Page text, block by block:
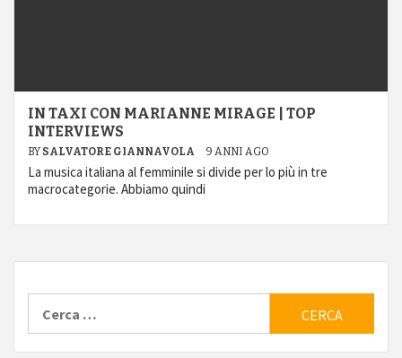
IN TAXI CON MARIANNE MIRAGE | TOP
INTERVIEWS
BY SALVATORE GIANNAVOLA 9 ANNI AGO
La musica italiana al femminile si divide per lo più in tre
macrocategorie. Abbiamo quindi
per: